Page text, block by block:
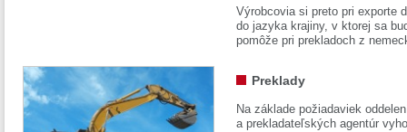
Výrobcovia si preto pri exporte
do jazyka krajiny, v ktorej sa
pomôže pri prekladoch z
Preklady
Na základe požiadaviek
a prekladateľských agentúr